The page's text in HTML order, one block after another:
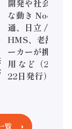
開発や社会実装
な動き Noetra
通、日立 / 兵神
HMS、老舗ポ
ーカーが挑むデ
用 など（2026
22日発行）
覧